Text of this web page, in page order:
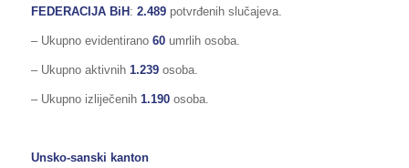
FEDERACIJA BiH : 2.489 potvrđenih slučajeva.
– Ukupno evidentirano 60umrlih osoba.
– Ukupno aktivnih 1.239osoba.
– Ukupno izliječenih 1.190osoba.
Unsko-sanski kanton